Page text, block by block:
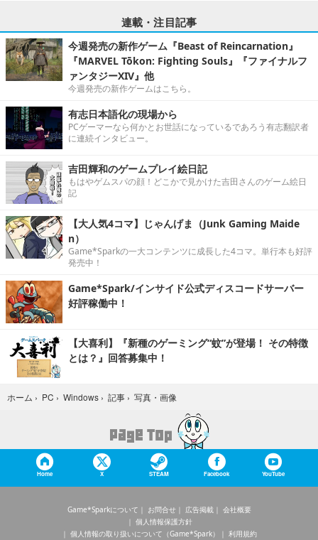
連載・注目記事
今週発売の新作ゲーム『Beast of Reincarnation』
『MARVEL Tōkon: Fighting Souls』『ファイナルフ
ァンタジーXIV』他
今週発売の新作ゲームはこちら。
有志日本語化の現場から
PCゲーマーなら何かとお世話になっているであろう有志翻訳者
に連続インタビュー。
吉田輝和のゲームプレイ絵日記
もはやゲムスパの顔！どこかで見かけた吉田さんのゲーム絵日
記
【大人気4コマ】じゃんげま（Junk Gaming Maide
n）
Game*Sparkの一大コンテンツに成長した4コマ。単行本も好評
発売中！
Game*Spark/インサイド公式ディスコードサーバー
好評稼働中！
【大喜利】『新種のゲーミング“蚊”が登場！ その特徴
とは？』回答募集中！
ホーム › PC › Windows › 記事 › 写真・画像
Home X STEAM Facebook YouTube
Game*Sparkについて お問合せ 広告掲載
会社概要
個人情報保護方針
個人情報の取り扱いについて（Game*Spark）
利用規約